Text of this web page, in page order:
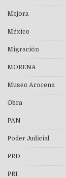
Mejora
México
Migración
MORENA
Museo Arocena
Obra
PAN
Poder Judicial
PRD
PRI